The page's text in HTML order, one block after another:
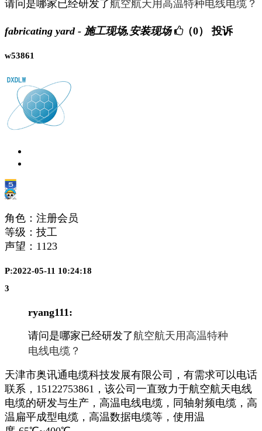
请问是哪家已经研发了航空航天用高温特种电线电缆？
fabricating yard - 施工现场,安装现场 （0） 投诉
w53861
角色：注册会员
等级：技工
声望： 1123
P:2022-05-11 10:24:18
3
ryang111:
请问是哪家已经研发了航空航天用高温特种
电线电缆？
天津市奥讯通电缆科技发展有限公司，有需求可以电话
联系，15122753861，该公司一直致力于航空航天电线
电缆的研发与生产，高温电线电缆，同轴射频电缆，高
温扁平成型电缆，高温数据电缆等，使用温